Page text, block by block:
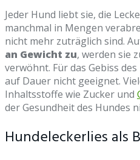
Jeder Hund liebt sie, die
manchmal in Mengen
nicht mehr zuträglich sind.
an Gewicht zu, werden sie
verwöhnt. Für das Gebiss
auf Dauer nicht geeignet.
Inhaltsstoffe wie Zucker und
der Gesundheit des Hundes
Hundeleckerlies als